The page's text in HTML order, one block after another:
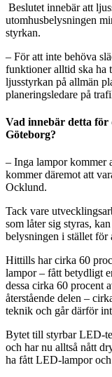
Beslutet innebär att
utomhusbelysningen
styrkan.
– För att inte behöva
funktioner alltid ska ha
ljusstyrkan på allmän
planeringsledare på
Vad innebär detta för
Göteborg?
– Inga lampor kommer
kommer däremot att
Ocklund.
Tack vare
som låter sig styras,
belysningen i stället för
Hittills har cirka 60
lampor – fått betydligt
dessa cirka 60 procent
återstående delen –
teknik och går därför
Bytet till styrbar LED-
och har nu alltså nått
ha fått LED-lampor